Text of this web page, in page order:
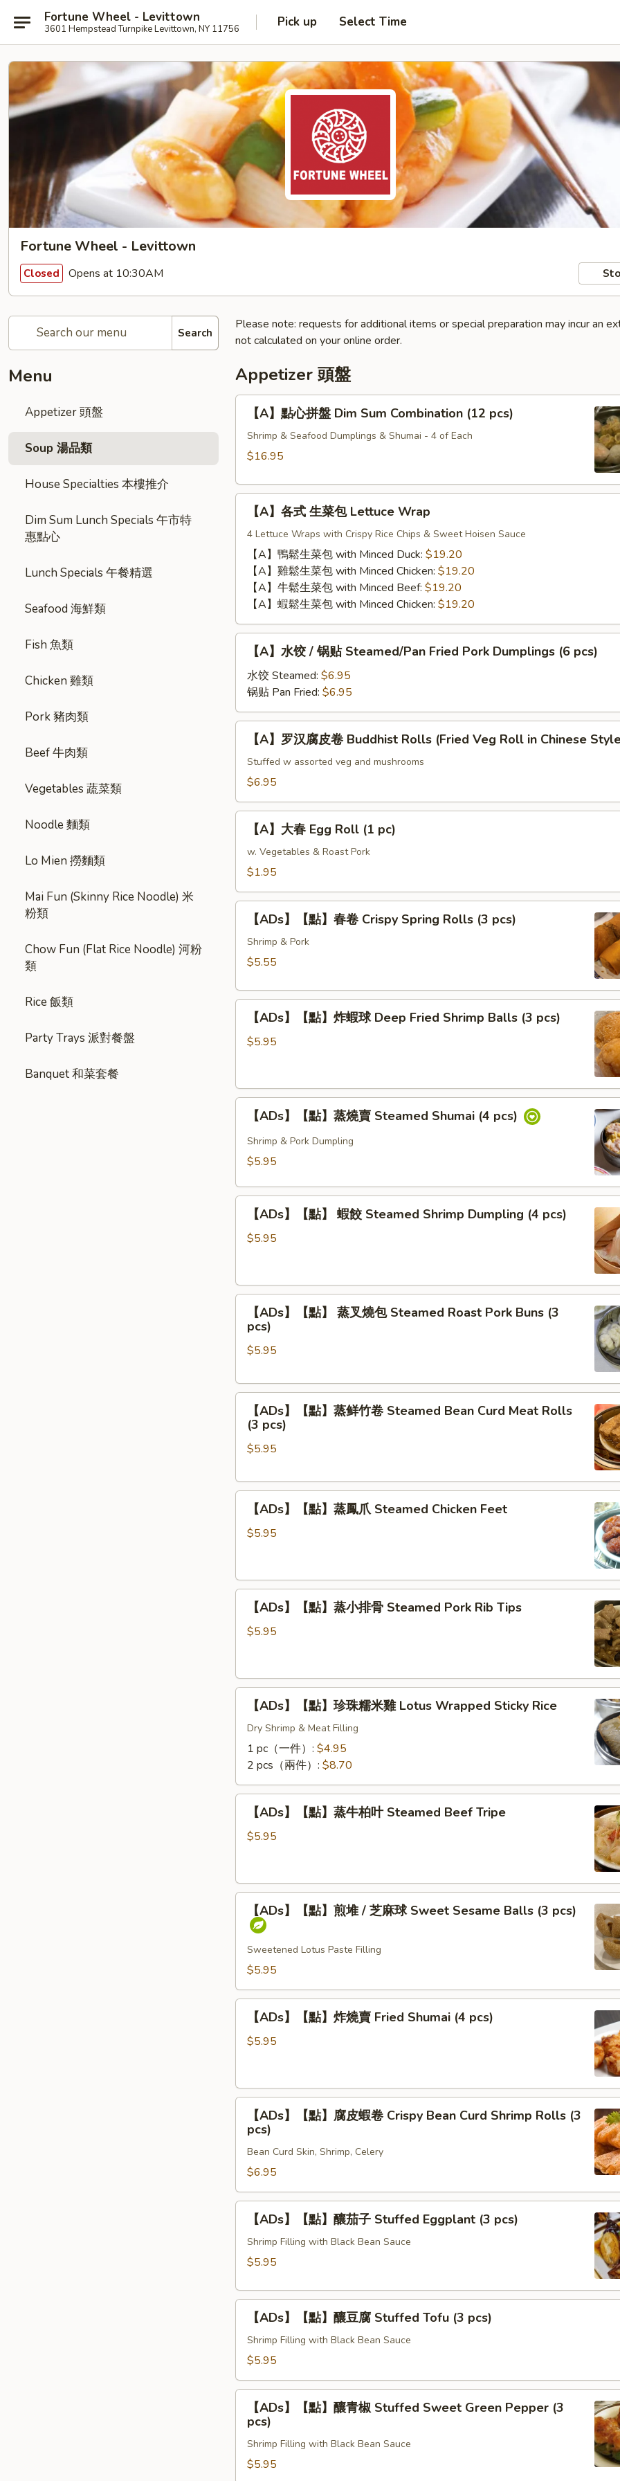
Fortune Wheel - Levittown
3601 Hempstead Turnpike Levittown, NY 11756 Pick up Select Time
Fortune Wheel - Levittown
Closed Opens at 10:30AM
Search
Menu
Appetizer 頭盤
Soup 湯品類
House Specialties 本樓推介
Dim Sum Lunch Specials 午市特
惠點心
Lunch Specials 午餐精選
Seafood 海鮮類
Fish 魚類
Chicken 雞類
Pork 豬肉類
Beef 牛肉類
Vegetables 蔬菜類
Noodle 麵類
Lo Mien 撈麵類
Mai Fun (Skinny Rice Noodle) 米
粉類
Chow Fun (Flat Rice Noodle) 河粉
類
Rice 飯類
Party Trays 派對餐盤
Banquet 和菜套餐
Please note: requests for additional items or special preparation may incur an
not calculated on your online order.
Appetizer 頭盤
【A】
Dim
Sum
Combination
(12
pcs)
【A】點心拼盤 Dim Sum Combination (12 pcs)
Shrimp & Seafood Dumplings & Shumai - 4 of Each
$16.95
【A】
Lettuce
【A】各式 生菜包 Lettuce Wrap
4 Lettuce Wraps with Crispy Rice Chips & Sweet Hoisen Sauce
【A】鴨鬆生菜包 with Minced Duck: $19.20
【A】雞鬆生菜包 with Minced Chicken: $19.20
【A】牛鬆生菜包 with Minced Beef: $19.20
【A】蝦鬆生菜包 with Minced Chicken: $19.20
【A】
锅
贴
Steamed/Pan
Fried
Pork
Dumplings
(6
pcs)
【A】水饺 / 锅贴 Steamed/Pan Fried Pork Dumplings (6 pcs)
水饺 Steamed: $6.95
锅贴 Pan Fried: $6.95
【A】
卷
Buddhist
Rolls
Veg
Roll
Chinese
Style)
【A】罗汉腐皮卷 Buddhist Rolls (Fried Veg Roll in Chinese
Stuffed w assorted veg and mushrooms
$6.95
【A】
Egg
(1
【A】大春 Egg Roll (1 pc)
w. Vegetables & Roast Pork
$1.95
【ADs】
【點】
Spring
Rolls
pcs)
【ADs】【點】春卷 Crispy Spring Rolls (3 pcs)
Shrimp & Pork
$5.55
【ADs】
【點】
Deep
Fried
Shrimp
Balls
【ADs】【點】炸蝦球 Deep Fried Shrimp Balls (3 pcs)
$5.95
【ADs】
【點】
Steamed
Shumai
pcs)
【ADs】【點】蒸燒賣 Steamed Shumai (4 pcs)
Shrimp & Pork Dumpling
$5.95
【ADs】
【點】
Shrimp
Dumpling
pcs)
【ADs】【點】 蝦餃 Steamed Shrimp Dumpling (4 pcs)
$5.95
【ADs】
【點】
包
Steamed
Roast
Pork
Buns
pcs)
【ADs】【點】 蒸叉燒包 Steamed Roast Pork Buns (3
pcs)
$5.95
【ADs】
【點】
卷
Steamed
Bean
Curd
(3
pcs)
【ADs】【點】蒸鲜竹卷 Steamed Bean Curd Meat Rolls
(3 pcs)
$5.95
【ADs】
【點】
Steamed
Chicken
Feet
【ADs】【點】蒸鳳爪 Steamed Chicken Feet
$5.95
【ADs】
【點】
骨
Steamed
Pork
Rib
Tips
【ADs】【點】蒸小排骨 Steamed Pork Rib Tips
$5.95
【ADs】
【點】
雞
Lotus
Wrapped
Sticky
【ADs】【點】珍珠糯米雞 Lotus Wrapped Sticky Rice
Dry Shrimp & Meat Filling
1 pc（一件）: $4.95
2 pcs（兩件）: $8.70
【ADs】
【點】
叶
Steamed
Beef
Tripe
【ADs】【點】蒸牛柏叶 Steamed Beef Tripe
$5.95
【ADs】
【點】
麻
Sweet
Sesame
(3
pcs)
【ADs】【點】煎堆 / 芝麻球 Sweet Sesame Balls (3 pcs)
Sweetened Lotus Paste Filling
$5.95
【ADs】
【點】
Fried
Shumai
pcs)
【ADs】【點】炸燒賣 Fried Shumai (4 pcs)
$5.95
【ADs】
【點】
卷
Crispy
Bean
Curd
Shrimp
Rolls
(3
pcs)
【ADs】【點】腐皮蝦卷 Crispy Bean Curd Shrimp Rolls (3
pcs)
Bean Curd Skin, Shrimp, Celery
$6.95
【ADs】
【點】
Stuffed
Eggplant
pcs)
【ADs】【點】釀茄子 Stuffed Eggplant (3 pcs)
Shrimp Filling with Black Bean Sauce
$5.95
【ADs】
【點】
Stuffed
pcs)
【ADs】【點】釀豆腐 Stuffed Tofu (3 pcs)
Shrimp Filling with Black Bean Sauce
$5.95
【ADs】
【點】【ADs】【點】釀青椒 Stuffed Sweet Green Pepper (3
pcs)
Shrimp Filling with Black Bean Sauce
$5.95